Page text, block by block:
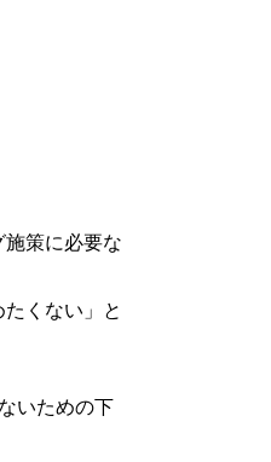
策に必要な
くない」と
いための下